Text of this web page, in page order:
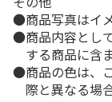
商品写真はイ
商品内容とし
する商品に含
商品の色は、
際と異なる場